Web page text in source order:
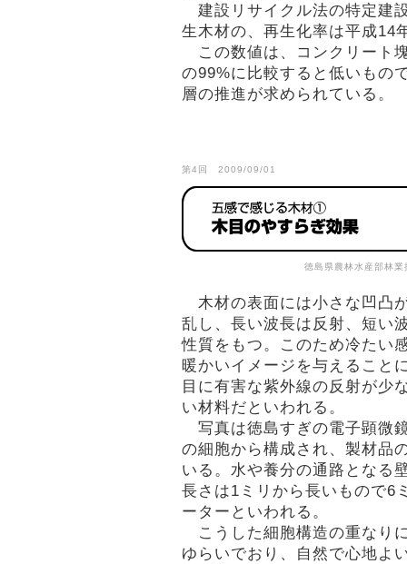
建設リサイクル法の特定建
生木材の、再生化率は平成14
この数値は、コンクリート
の99%に比較すると低いもの
層の推進が求められている。
第4回 2009/09/01
徳島県農林水産部林
木材の表面には小さな凹凸
乱し、長い波長は反射、短い
性質をもつ。このため冷たい
暖かいイメージを与えること
目に有害な紫外線の反射が少
い材料だといわれる。
写真は徳島すぎの電子顕微
の細胞から構成され、製材品
いる。水や養分の通路となる
長さは1ミリから長いもので6
ーターといわれる。
こうした細胞構造の重なり
ゆらいでおり、自然で心地よ